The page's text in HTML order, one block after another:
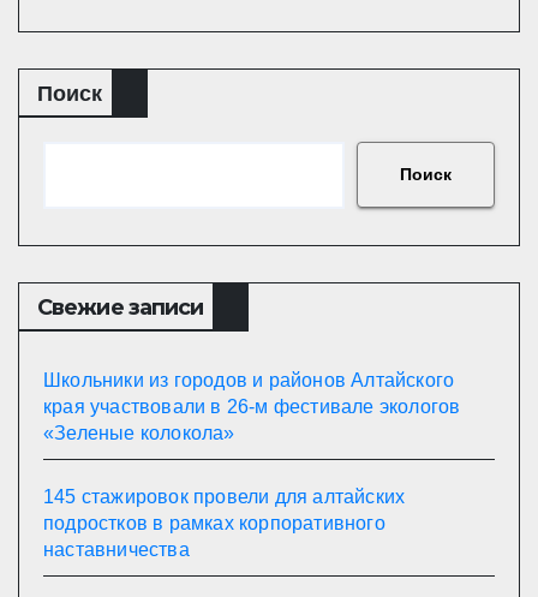
Поиск
Поиск
Свежие записи
Школьники из городов и районов Алтайского
края участвовали в 26-м фестивале экологов
«Зеленые колокола»
145 стажировок провели для алтайских
подростков в рамках корпоративного
наставничества